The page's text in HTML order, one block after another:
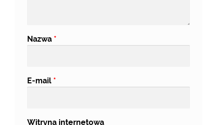
Nazwa *
E-mail *
Witryna internetowa